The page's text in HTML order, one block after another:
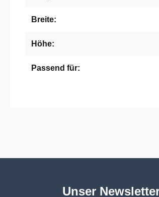
Breite:
Höhe:
Passend für:
Unser